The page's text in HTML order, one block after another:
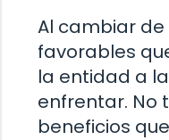
Al cambiar
favorables
la entidad a
enfrentar. No
beneficios